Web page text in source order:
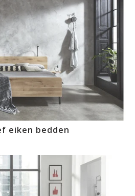
eiken bedden